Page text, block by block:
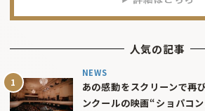
人気の記事
NEWS
あの感動をスクリーンで再
ンクールの映画“ショパコ